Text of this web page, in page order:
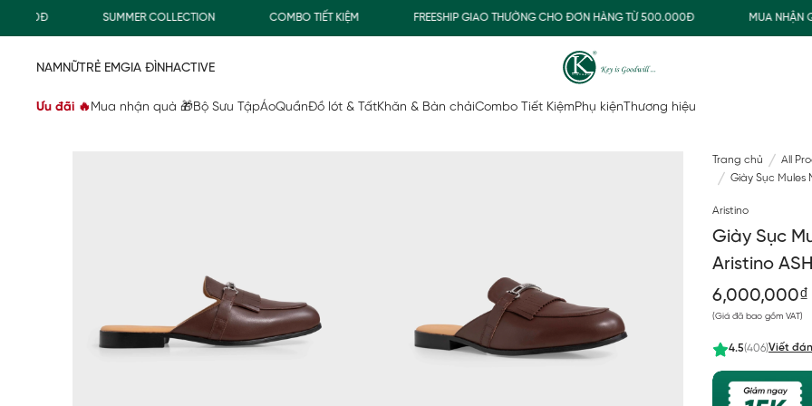
SUMMER COLLECTION COMBO TIẾT KIỆM FREESHIP GIAO THƯỜNG CHO ĐƠN HÀNG TỪ 500.000Đ MUA NHẬN QUÀ
NAMNỮTRẺ EMGIA ĐÌNHACTIVE
Ưu đãi 🔥 Mua nhận quà 🎁Bộ Sưu TậpÁoQuầnĐồ lót & TấtKhăn & Bàn chảiCombo Tiết KiệmPhụ kiện Thương hiệu
Trang chủ
All
Giày Sục Mules
Aristino
Giày Sục
Aristino
6,000,000₫
(Giá đã bao gồm VAT)
4.5(406)Viết